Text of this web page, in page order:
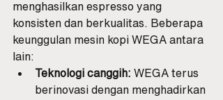
menghasilkan espresso yang
konsisten dan berkualitas. Beberapa
keunggulan mesin kopi WEGA antara
lain:
Teknologi canggih: WEGA terus
berinovasi dengan menghadirkan